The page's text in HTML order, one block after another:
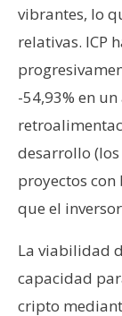
vibrantes, lo
relativas. ICP
-54,93% en
desarrollo
proyectos
que el
La viabilidad
capacidad
cripto